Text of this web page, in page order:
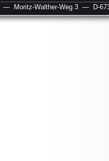
— Moritz-Walther-Weg 3 — D-